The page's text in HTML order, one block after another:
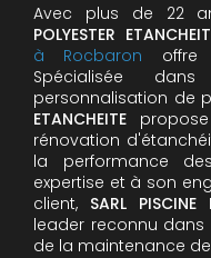
Avec plus de 22
POLYESTER
à Rocbaron offre
Spécialisée
personnalisation de
ETANCHEITE
rénovation
la performance
expertise et à son
client, SARL PISCINE
leader reconnu
de la maintenance